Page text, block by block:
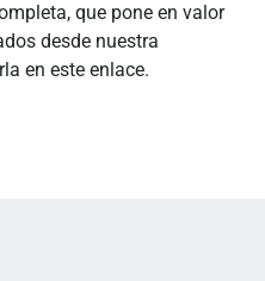
que pone en valor
desde nuestra
en este enlace.